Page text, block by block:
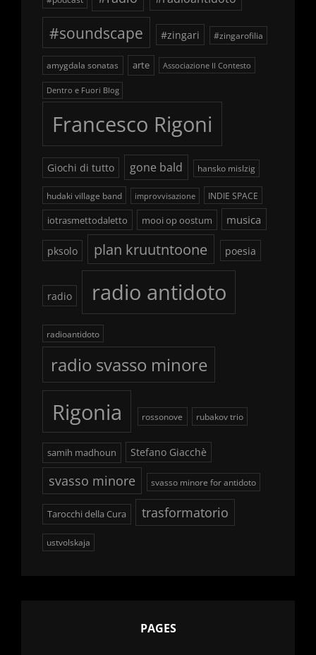
#soundscape #zingari #zingarofilia
amygdala sonatas arte Associazione Il Contesto
Dentro e Fuori Blog
Francesco Rigoni
Giochi di tutto gone bald hansko mislzig
hudaki village band improvvisazione INDIE SPACE
iotrasmettodaletto mooi op oostum musica
pksolo plan kruutntoone poesia
radio radio antidoto
radioantidoto
radio svasso minore
Rigonia rossonove rubakov trio
samih madhoun Stefano Giacchè
svasso minore svasso minore for antidoto
Tarocchi della Cura trasformatorio
ustvolskaja
PAGES